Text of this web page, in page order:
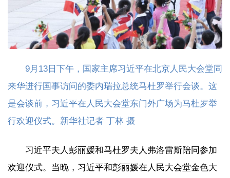
9月13日下午，国家主席习近平在北京人民大会堂同
来华进行国事访问的委内瑞拉总统马杜罗举行会谈。这
是会谈前，习近平在人民大会堂东门外广场为马杜罗举
行欢迎仪式。新华社记者 丁林 摄
习近平夫人彭丽媛和马杜罗夫人弗洛雷斯陪同参加
欢迎仪式。当晚，习近平和彭丽媛在人民大会堂金色大